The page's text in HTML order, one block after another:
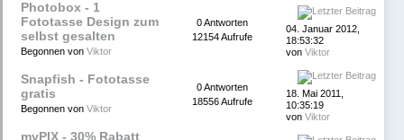
Photobox - 1
Fototasse Design zum
selbst gesalten
Begonnen von Viktor
0 Antworten
12154 Aufrufe
04. Januar 2012,
18:53:32
von Viktor
Snapfish - Fototasse
gratis
Begonnen von Viktor
0 Antworten
18556 Aufrufe
18. Mai 2011,
10:35:19
von Viktor
myPIX - 30% Rabatt